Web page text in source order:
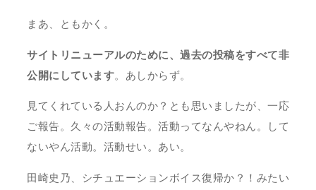
まあ、ともかく。
サイトリニューアルのために、過去の投稿をすべて非
公開にしています。あしからず。
見てくれている人おんのか？とも思いましたが、一応
ご報告。久々の活動報告。活動ってなんやねん。して
ないやん活動。活動せい。あい。
田崎史乃、シチュエーションボイス復帰か？！みたい